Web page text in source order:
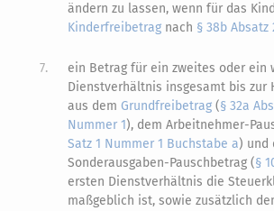
ändern zu lassen, wenn für das
Kinderfreibetrag nach § 38b Absatz
7.
ein Betrag für ein zweites oder ein
Dienstverhältnis insgesamt bis zur
aus demGrundfreibetrag (§ 32a
Nummer 1), dem Arbeitnehmer-
Satz 1 Nummer 1 Buchstabe a) und
Sonderausgaben-Pauschbetrag (§
ersten Dienstverhältnis die
maßgeblich ist, sowie zusätzlich